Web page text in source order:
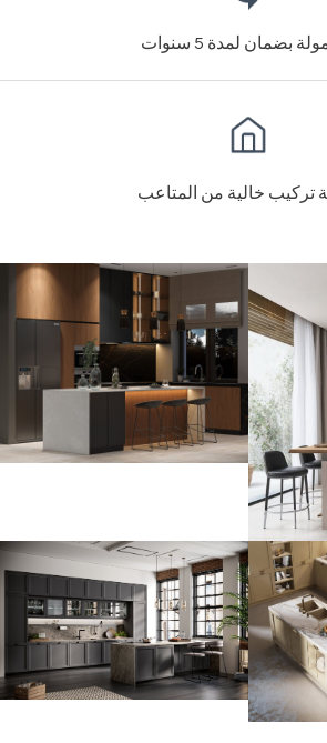
بضمان لمدة 5 سنوات
تركيب خالية من المتاعب